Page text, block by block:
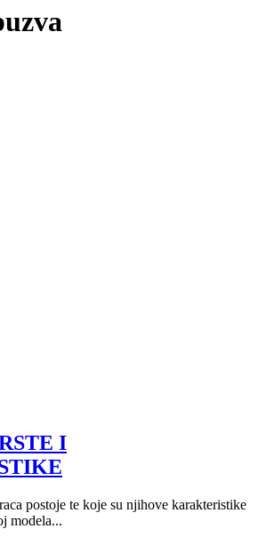
I
postoje te koje su njihove karakteristike
modela...